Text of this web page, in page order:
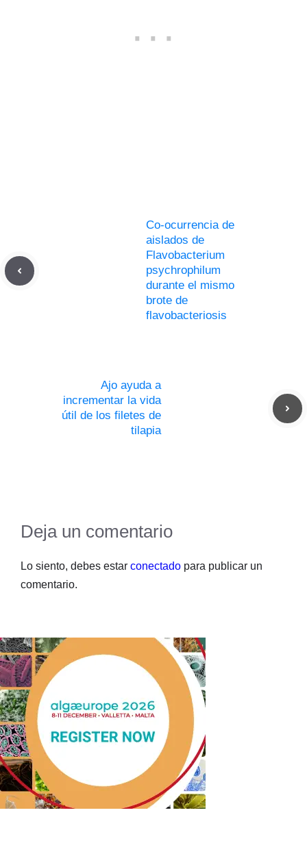
Co-ocurrencia de
aislados de
Flavobacterium
psychrophilum
durante el mismo
brote de
flavobacteriosis
Ajo ayuda a
incrementar la vida
útil de los filetes de
tilapia
Deja un comentario
Lo siento, debes estar conectado para publicar un
comentario.